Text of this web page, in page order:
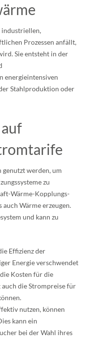
industriellen,
Prozessen anfällt,
Sie entsteht in der
energieintensiven
Stahlproduktion oder
genutzt werden, um
zu
Wärme-Kopplungs-
auch Wärme erzeugen.
und kann zu
Effizienz der
Energie verschwendet
Kosten für die
die Strompreise für
nutzen, können
kann ein
bei der Wahl ihres